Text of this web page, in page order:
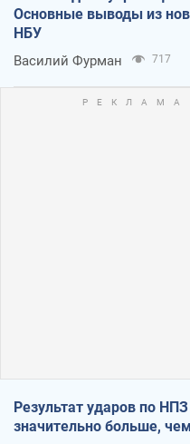
Основные выводы из
НБУ
Василий Фурман 717
Результат ударов по
значительно больше,